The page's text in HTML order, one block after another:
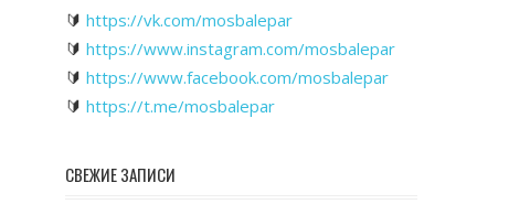
🔰 https://vk.com/mosbalepar
🔰 https://www.instagram.com/mosbalepar
🔰 https://www.facebook.com/mosbalepar
🔰 https://t.me/mosbalepar
СВЕЖИЕ ЗАПИСИ